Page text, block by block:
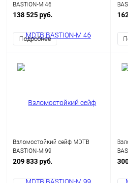
BASTION-M 46
138 525 руб.
Подробнее
Взломостойкий сейф MDTB
BASTION-M 99
209 833 руб.